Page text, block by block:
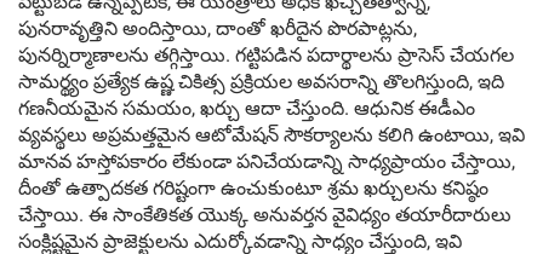
పునరావృత్తిని అందిస్తాయి, దాంతో ఖరీదైన పొరపాట్లను,
పునర్నిర్మాణాలను తగ్గిస్తాయి. గట్టిపడిన పదార్థాలను ప్రాసెస్ చేయగల
సామర్థ్యం ప్రత్యేక ఉష్ణ చికిత్స ప్రక్రియల అవసరాన్ని తొలగిస్తుంది, ఇది
గణనీయమైన సమయం, ఖర్చు ఆదా చేస్తుంది. ఆధునిక ఈడీఎం
వ్యవస్థలు అప్రమత్తమైన ఆటోమేషన్ సౌకర్యాలను కలిగి ఉంటాయి, ఇవి
మానవ హస్తోపకారం లేకుండా పనిచేయడాన్ని సాధ్యప్రాయం చేస్తాయి,
దీంతో ఉత్పాదకత గరిష్టంగా ఉంచుకుంటూ శ్రమ ఖర్చులను కనిష్ఠం
చేస్తాయి. ఈ సాంకేతికత యొక్క అనువర్తన వైవిధ్యం తయారీదారులు
సంక్లిష్టమైన ప్రాజెక్టులను ఎదుర్కోవడాన్ని సాధ్యం చేస్తుంది, ఇవి